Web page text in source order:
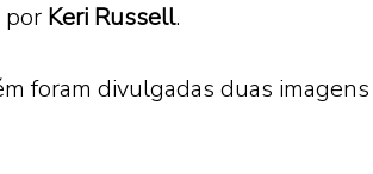
por Keri Russell.
foram divulgadas duas